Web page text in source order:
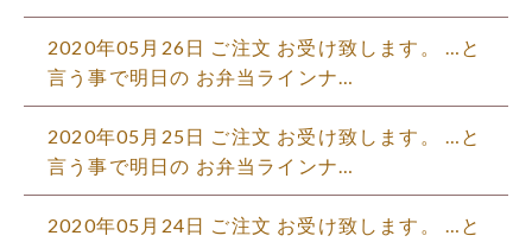
2020年05月26日 ご注文 お受け致します。 …と
言う事で明日の お弁当ラインナ…
2020年05月25日 ご注文 お受け致します。 …と
言う事で明日の お弁当ラインナ…
2020年05月24日 ご注文 お受け致します。 …と